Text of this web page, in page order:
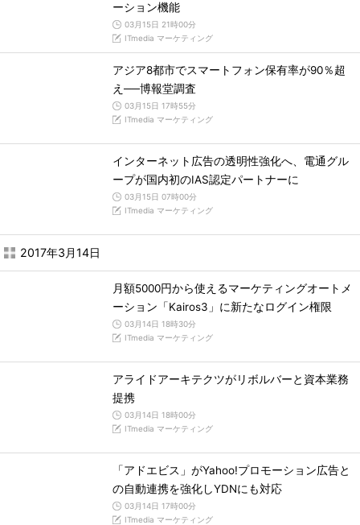
ーション機能
03月15日 21時00分
ITmedia マーケティング
アジア8都市でスマートフォン保有率が90％超
え──博報堂調査
03月15日 17時55分
ITmedia マーケティング
インターネット広告の透明性強化へ、電通グル
ープが国内初のIAS認定パートナーに
03月15日 07時00分
ITmedia マーケティング
2017年3月14日
月額5000円から使えるマーケティングオートメ
ーション「Kairos3」に新たなログイン権限
03月14日 18時30分
ITmedia マーケティング
アライドアーキテクツがリボルバーと資本業務
提携
03月14日 18時00分
ITmedia マーケティング
「アドエビス」がYahoo!プロモーション広告と
の自動連携を強化しYDNにも対応
03月14日 17時00分
ITmedia マーケティング